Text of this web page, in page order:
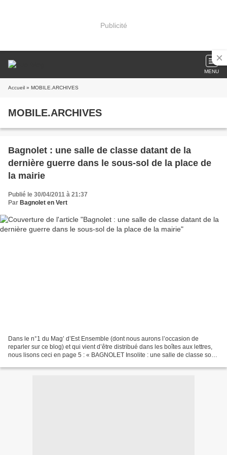
Publicité
MENU
Accueil » MOBILE.ARCHIVES
MOBILE.ARCHIVES
Bagnolet : une salle de classe datant de la
dernière guerre dans le sous-sol de la place de
la mairie
Publié le 30/04/2011 à 21:37
Par Bagnolet en Vert
Dans le n°1 du Mag’ d’Est Ensemble (dont nous aurons l’occasion de
reparler sur ce blog) et qui vient d’être distribué dans les boîtes aux lettres,
nous lisons ceci en page 5 : « BAGNOLET Insolite : une salle de classe sous